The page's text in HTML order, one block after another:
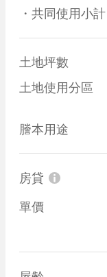
・共同使用小計
土地坪數
土地使用分區
謄本用途
房貸
單價